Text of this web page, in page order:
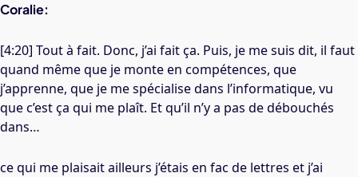
Coralie:
[4:20] Tout à fait. Donc, j’ai fait ça. Puis, je me suis dit, il faut
quand même que je monte en compétences, que
j’apprenne, que je me spécialise dans l’informatique, vu
que c’est ça qui me plaît. Et qu’il n’y a pas de débouchés
dans…
ce qui me plaisait ailleurs j’étais en fac de lettres et j’ai